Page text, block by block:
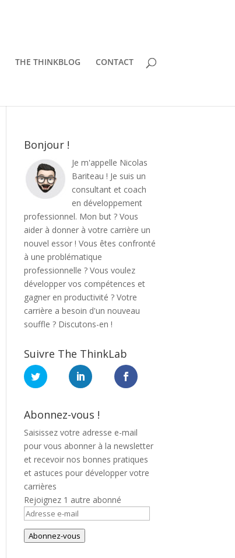
THE THINKBLOG CONTACT
Bonjour !
Je m'appelle Nicolas
Bariteau ! Je suis un
consultant et coach
en développement
professionnel. Mon but ? Vous
aider à donner à votre carrière un
nouvel essor ! Vous êtes confronté
à une problématique
professionnelle ? Vous voulez
développer vos compétences et
gagner en productivité ? Votre
carrière a besoin d'un nouveau
souffle ? Discutons-en !
Suivre The ThinkLab
Abonnez-vous !
Saisissez votre adresse e-mail
pour vous abonner à la newsletter
et recevoir nos bonnes pratiques
et astuces pour développer votre
carrières
Rejoignez 1 autre abonné
Adresse
e-
mail
Abonnez-vous